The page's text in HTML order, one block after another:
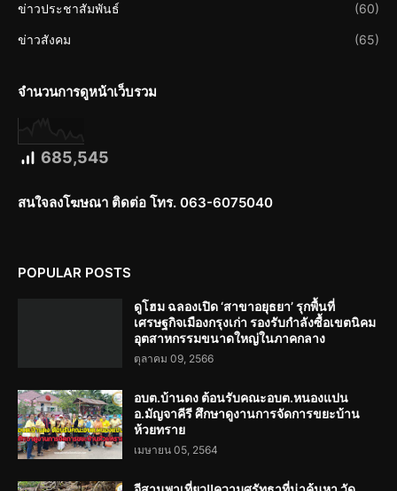
ข่าวประชาสัมพันธ์ (60)
ข่าวสังคม (65)
จำนวนการดูหน้าเว็บรวม
685,545
สนใจลงโฆษณา ติดต่อ โทร. 063-6075040
POPULAR POSTS
ดูโฮม ฉลองเปิด ‘สาขาอยุธยา’ รุกพื้นที่
เศรษฐกิจเมืองกรุงเก่า รองรับกำลังซื้อเขตนิคม
อุตสาหกรรมขนาดใหญ่ในภาคกลาง
ตุลาคม 09, 2566
อบต.บ้านดง ต้อนรับคณะอบต.หนองแปน
อ.มัญจาคีรี ศึกษาดูงานการจัดการขยะบ้าน
ห้วยทราย
เมษายน 05, 2564